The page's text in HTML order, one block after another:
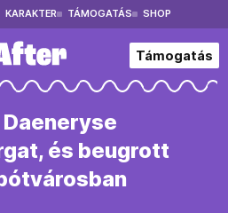
KARAKTER TÁMOGATÁS SHOP
Támogatás
és beugrott